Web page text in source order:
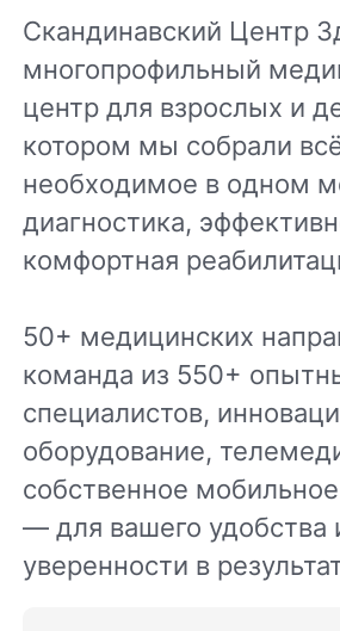
Скандинавский Центр
многопрофильный
центр для взрослых и
котором мы собрали
необходимое в одном
диагностика,
комфортная
50+ медицинских
команда из 550+
специалистов,
оборудование,
собственное
— для вашего удобства
уверенности в